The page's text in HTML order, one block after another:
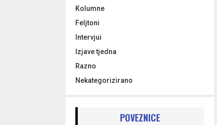
Kolumne
Feljtoni
Intervjui
Izjave tjedna
Razno
Nekategorizirano
POVEZNICE